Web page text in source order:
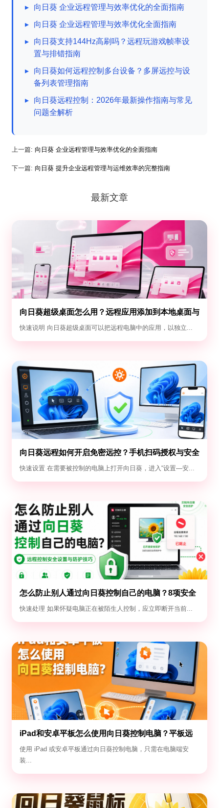
▸ 向日葵 企业远程管理与效率优化的全面指南
▸ 向日葵 企业远程管理与效率优化全面指南
▸
向日葵支持144Hz高刷吗？远程玩游戏帧率设
置与排错指南
▸
向日葵如何远程控制多台设备？多屏远控与设
备列表管理指南
▸
向日葵远程控制：2026年最新操作指南与常见
问题全解析
上一篇: 向日葵 企业远程管理与效率优化的全面指南
下一篇: 向日葵 提升企业远程管理与运维效率的完整指南
最新文章
向日葵超级桌面怎么用？远程应用添加到本地桌面与
退出教程
快速说明 向日葵超级桌面可以把远程电脑中的应用，以独立...
向日葵远程如何开启免密远控？手机扫码授权与安全
设置教程
快速设置 在需要被控制的电脑上打开向日葵，进入“设置—安...
怎么防止别人通过向日葵控制自己的电脑？8项安全
设置
快速处理 如果怀疑电脑正在被陌生人控制，应立即断开当前...
iPad和安卓平板怎么使用向日葵控制电脑？平板远
控电脑教程
使用 iPad 或安卓平板通过向日葵控制电脑，只需在电脑端安
装...